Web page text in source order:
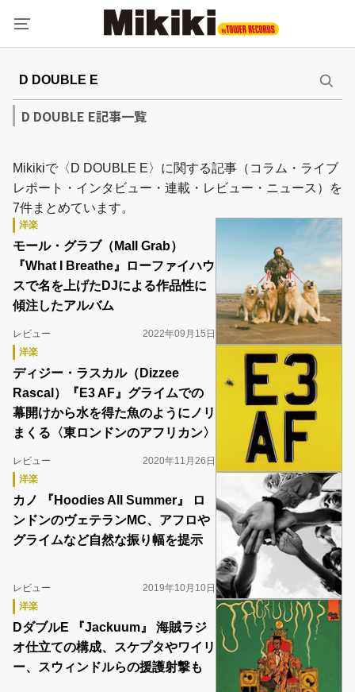
D DOUBLE E記事一覧
Mikikiで〈D DOUBLE E〉に関する記事（コラム・ライブ
レポート・インタビュー・連載・レビュー・ニュース）を
7件まとめています。
洋楽
モール・グラブ（Mall Grab）
『What I Breathe』ローファイハウ
スで名を上げたDJによる作品性に
傾注したアルバム
レビュー
2022年09月15日
洋楽
ディジー・ラスカル（Dizzee
Rascal）『E3 AF』グライムでの
幕開けから水を得た魚のようにノリ
まくる〈東ロンドンのアフリカン〉
レビュー
2020年11月26日
洋楽
カノ 『Hoodies All Summer』 ロ
ンドンのヴェテランMC、アフロや
グライムなど自然な振り幅を提示
レビュー
2019年10月10日
洋楽
DダブルE 『Jackuum』 海賊ラジ
オ仕立ての構成、スケプタやワイリ
ー、スウィンドルらの援護射撃も